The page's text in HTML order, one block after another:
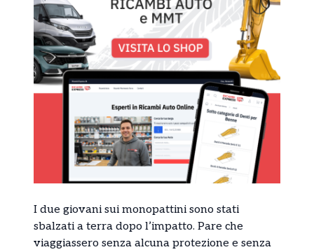
I due giovani sui monopattini sono stati
sbalzati a terra dopo l’impatto. Pare che
viaggiassero senza alcuna protezione e senza